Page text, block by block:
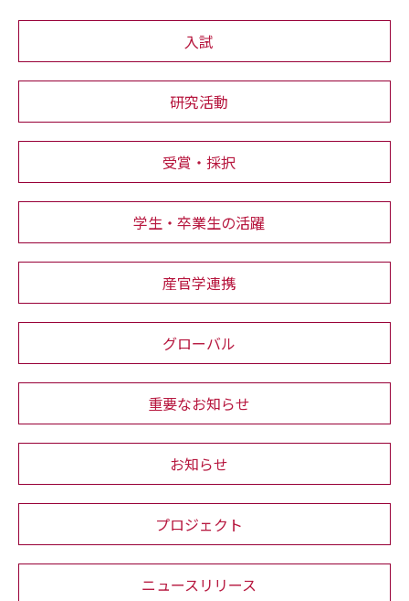
入試
研究活動
受賞・採択
学生・卒業生の活躍
産官学連携
グローバル
重要なお知らせ
お知らせ
プロジェクト
ニュースリリース